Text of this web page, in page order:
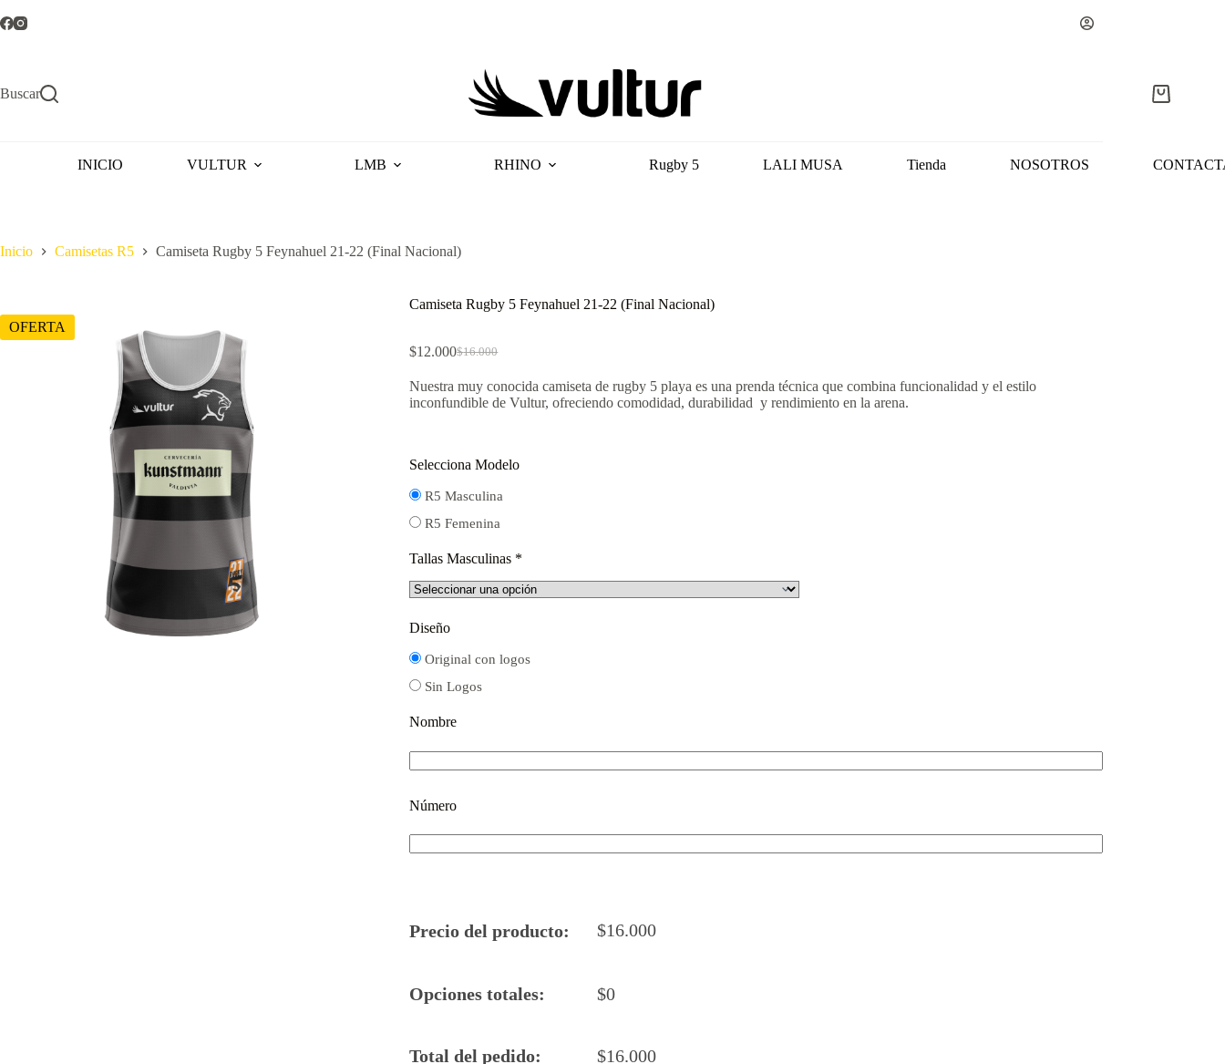
al
Buscar
Carro
INICIO VULTUR LMB RHINO Rugby 5 LALI MUSA Tienda NOSOTROS
Inicio Camisetas R5 Camiseta Rugby 5 Feynahuel 21-22 (Final Nacional)
OFERTA
Camiseta Rugby 5 Feynahuel 21-22 (Final Nacional)
$16.000
El
original
era:
$12.000El
actual
es:
Nuestra muy conocida camiseta de rugby 5 playa es una prenda técnica que combina funcionalidad y el estilo
inconfundible de Vultur, ofreciendo comodidad, durabilidad y rendimiento en la arena.
Selecciona Modelo
R5 Masculina
R5 Femenina
Tallas Masculinas *
Diseño
Original con logos
Sin Logos
Nombre
Número
Precio del producto: $16.000
Opciones totales: $0
Total del pedido: $16.000